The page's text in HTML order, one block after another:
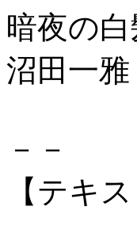
暗夜の白
沼田一雅
－－
【テキ